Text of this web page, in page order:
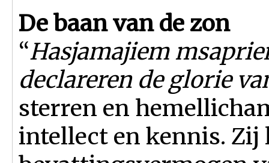
De baan van de zon
“Hasjamajiem
declareren de glorie
sterren en
intellect en kennis. Zij